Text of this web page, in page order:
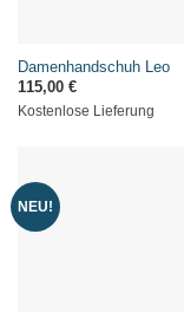
Damenhandschuh Leo
115,00 €
Kostenlose Lieferung
NEU!